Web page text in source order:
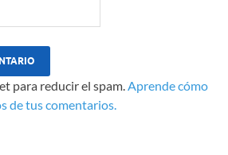
para reducir el spam.Aprende cómo
de tus comentarios.